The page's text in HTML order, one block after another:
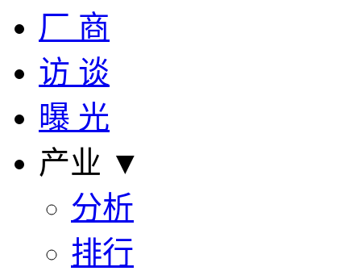
厂 商
访 谈
曝 光
产业 ▼
分析
排行